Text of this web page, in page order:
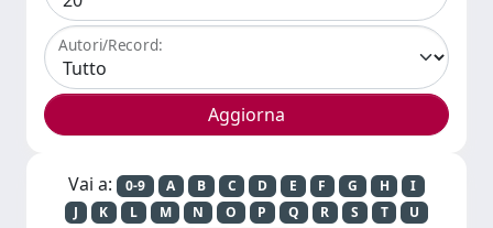
Autori/Record:
Vai a: 0-9 A B C D E F G H
I
J
K L M N O P Q R S T
U